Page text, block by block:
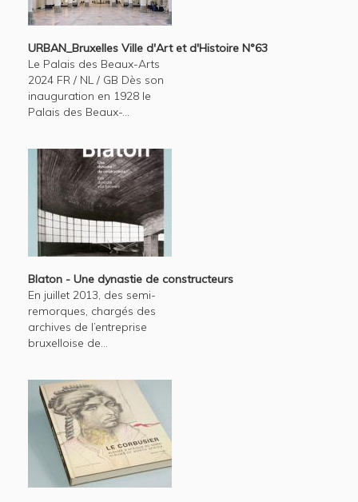
URBAN_Bruxelles Ville d'Art et d'Histoire N°63
Le Palais des Beaux-Arts
2024 FR / NL / GB Dès son
inauguration en 1928 le
Palais des Beaux-...
Blaton - Une dynastie de constructeurs
En juillet 2013, des semi-
remorques, chargés des
archives de l’entreprise
bruxelloise de...